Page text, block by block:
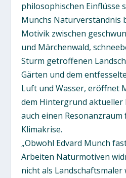
philosophischen Einflüsse
Munchs Naturverständnis
Motivik zwischen
und Märchenwald,
Sturm getroffenen
Gärten und dem
Luft und Wasser, eröffnet
dem Hintergrund
auch einen
Klimakrise.
„Obwohl Edvard Munch
Arbeiten Naturmotiven
nicht als